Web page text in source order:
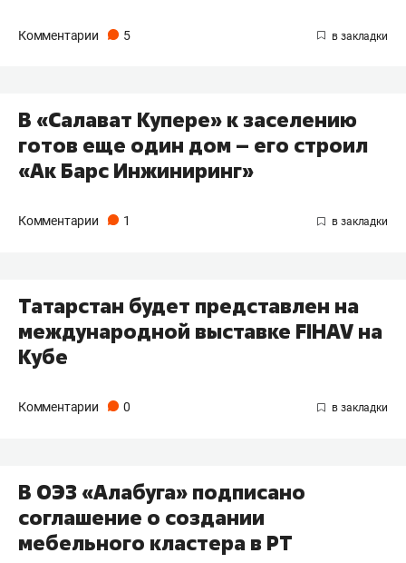
Комментарии 5
В «Салават Купере» к заселению
готов еще один дом – его строил
«Ак Барс Инжиниринг»
Комментарии 1
Татарстан будет представлен на
международной выставке FIHAV на
Кубе
Комментарии 0
В ОЭЗ «Алабуга» подписано
соглашение о создании
мебельного кластера в РТ